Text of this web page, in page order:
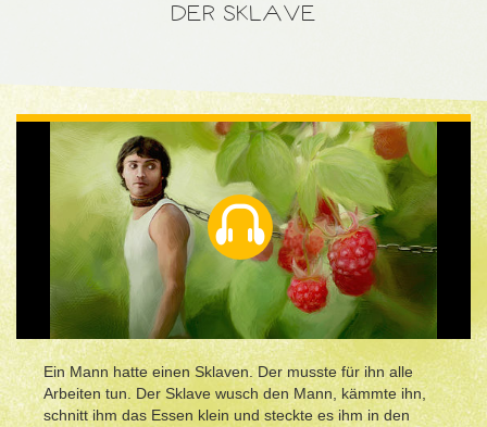
DER SKLAVE
Ein Mann hatte einen Sklaven. Der musste für ihn alle
Arbeiten tun. Der Sklave wusch den Mann, kämmte ihn,
schnitt ihm das Essen klein und steckte es ihm in den